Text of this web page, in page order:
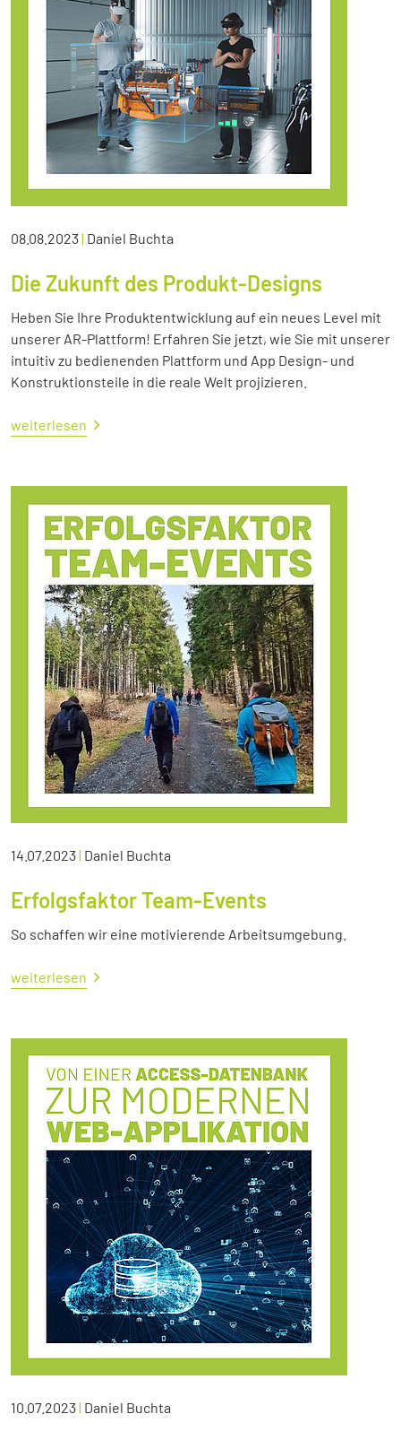
08.08.2023| Daniel Buchta
Die Zukunft des Produkt-Designs
Heben Sie Ihre Produktentwicklung auf ein neues Level mit
unserer AR-Plattform! Erfahren Sie jetzt, wie Sie mit unserer
intuitiv zu bedienenden Plattform und App Design- und
Konstruktionsteile in die reale Welt projizieren.
weiterlesen
14.07.2023| Daniel Buchta
Erfolgsfaktor Team-Events
So schaffen wir eine motivierende Arbeitsumgebung.
weiterlesen
10.07.2023| Daniel Buchta